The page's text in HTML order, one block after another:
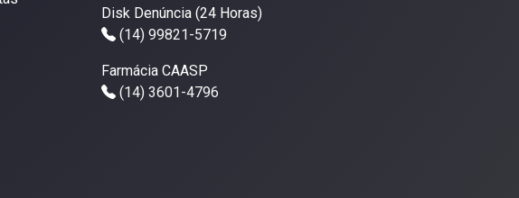
Disk Denúncia (24 Horas)
(14) 99821-5719
Farmácia CAASP
(14) 3601-4796